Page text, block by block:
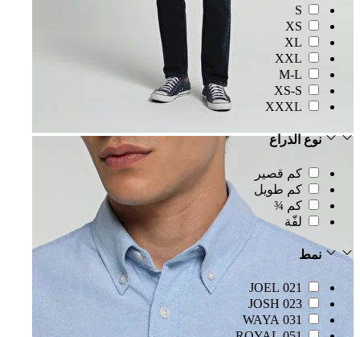
S
XS
XL
XXL
M-L
XS-S
XXXL
نوع الذراع
كم قصير
كم طويل
كم ¾
لفّة
نمط
021 JOEL
023 JOSH
031 WAYA